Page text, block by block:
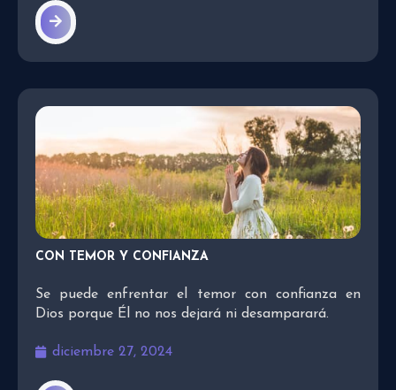
CON TEMOR Y CONFIANZA
Se puede enfrentar el temor con confianza en
Dios porque Él no nos dejará ni desamparará.
diciembre 27, 2024